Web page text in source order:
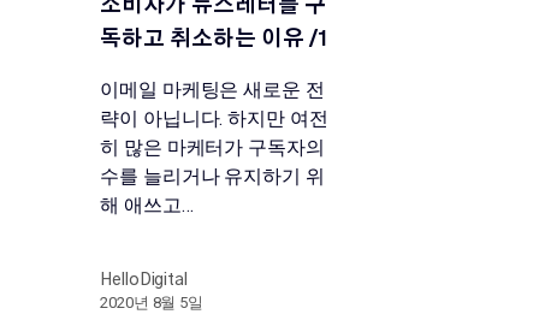
소비자가 뉴스레터를 구
독하고 취소하는 이유 /1
이메일 마케팅은 새로운 전
략이 아닙니다. 하지만 여전
히 많은 마케터가 구독자의
수를 늘리거나 유지하기 위
해 애쓰고…
HelloDigital
2020년 8월 5일